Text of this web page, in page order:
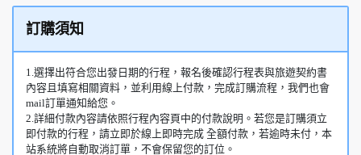
訂購須知
1.選擇出符合您出發日期的行程，報名後確認行程表與旅遊契約書
內容且填寫相關資料，並利用線上付款，完成訂購流程，我們也會
mail訂單通知給您。
2.詳細付款內容請依照行程內容頁中的付款說明。若您是訂購須立
即付款的行程，請立即於線上即時完成 全額付款，若逾時未付，本
站系統將自動取消訂單，不會保留您的訂位。